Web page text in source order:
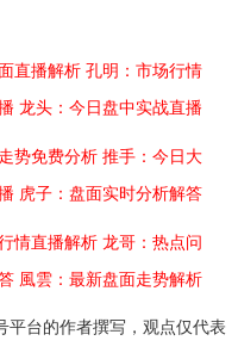
直播解析 孔明：市场行情
龙头：今日盘中实战直播
势免费分析 推手：今日大
虎子：盘面实时分析解答
情直播解析 龙哥：热点问
風雲：最新盘面走势解析
平台的作者撰写，观点仅代表